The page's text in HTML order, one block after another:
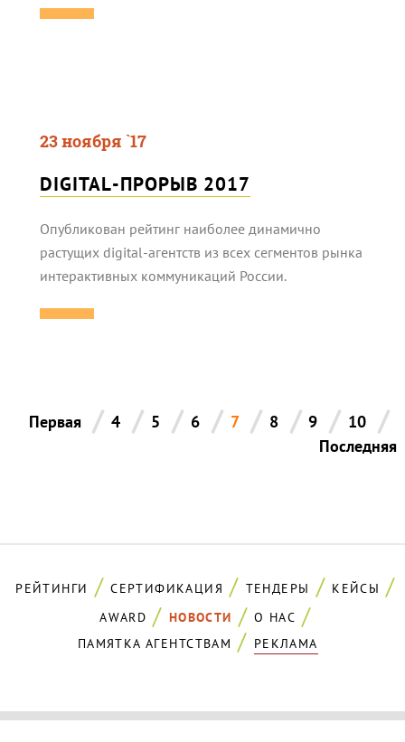
23 ноября `17
DIGITAL-ПРОРЫВ 2017
Опубликован рейтинг наиболее динамично
растущих digital-агентств из всех сегментов рынка
интерактивных коммуникаций России.
Первая / 4 / 5 / 6 / 7 / 8 / 9 / 10 /
Последняя
РЕЙТИНГИ СЕРТИФИКАЦИЯ ТЕНДЕРЫ
КЕЙСЫ
AWARD
НОВОСТИ
О НАС
ПАМЯТКА АГЕНТСТВАМ
РЕКЛАМА